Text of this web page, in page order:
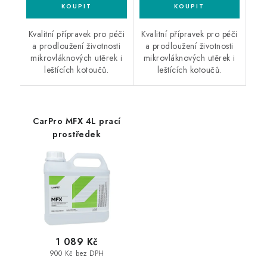
Kvalitní přípravek pro péči
a prodloužení životnosti
mikrovláknových utěrek i
leštících kotoučů.
Kvalitní přípravek pro péči
a prodloužení životnosti
mikrovláknových utěrek i
leštících kotoučů.
CarPro MFX 4L prací
prostředek
900 Kč bez DPH
1 089 Kč